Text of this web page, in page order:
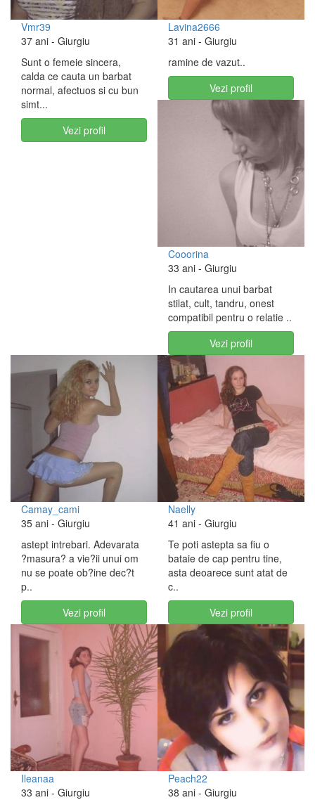
Vmr39
37 ani - Giurgiu
Sunt o femeie sincera,
calda ce cauta un barbat
normal, afectuos si cu bun
simt...
Vezi profil
Lavina2666
31 ani - Giurgiu
ramine de vazut..
Vezi profil
Cooorina
33 ani - Giurgiu
In cautarea unui barbat
stilat, cult, tandru, onest
compatibil pentru o relatie ..
Vezi profil
Camay_cami
35 ani - Giurgiu
astept intrebari. Adevarata
?masura? a vie?ii unui om
nu se poate ob?ine dec?t
p..
Vezi profil
Naelly
41 ani - Giurgiu
Te poti astepta sa fiu o
bataie de cap pentru tine,
asta deoarece sunt atat de
c..
Vezi profil
Ileanaa
33 ani - Giurgiu
Peach22
38 ani - Giurgiu